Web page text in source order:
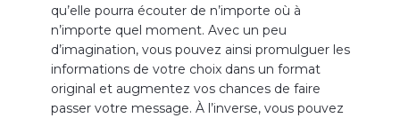
qu’elle pourra écouter de n’importe où à
n’importe quel moment. Avec un peu
d’imagination, vous pouvez ainsi promulguer les
informations de votre choix dans un format
original et augmentez vos chances de faire
passer votre message. À l’inverse, vous pouvez